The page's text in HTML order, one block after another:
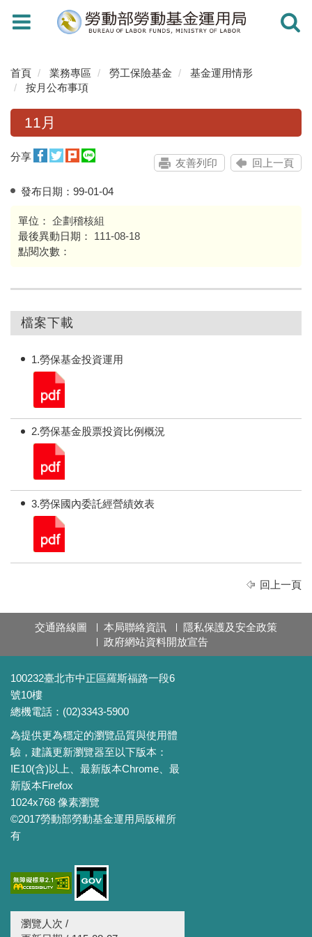
Toggle
navigation
Toggle
首頁 業務專區 勞工保險基金
基金運用情形
按月公布事項
11月
分享
友善列印 回上一頁
發布日期： 99-01-04
單位： 企劃稽核組
最後異動日期：
111-08-18
點閱次數：
檔案下載
1.勞保基金投資運用
2.勞保基金股票投資比例概況
3.勞保國內委託經營績效表
回上一頁
交通路線圖 本局聯絡資訊
隱私保護及安全政策
政府網站資料開放宣告
100232臺北市中正區羅斯福路一段6
號10樓
總機電話：(02)3343-5900
為提供更為穩定的瀏覽品質與使用體
驗，建議更新瀏覽器至以下版本：
IE10(含)以上、最新版本Chrome、最
新版本Firefox
1024x768 像素瀏覽
©2017勞動部勞動基金運用局版權所
有
瀏覽人次 /